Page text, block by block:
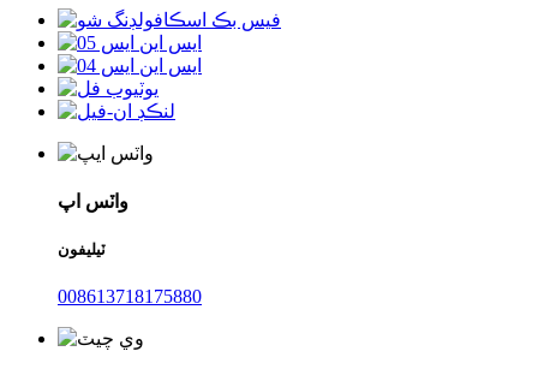
واٽس اپ
ٽيليفون
008613718175880